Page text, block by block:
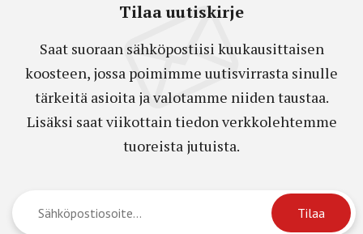
Tilaa uutiskirje
Saat suoraan sähköpostiisi kuukausittaisen
koosteen, jossa poimimme uutisvirrasta sinulle
tärkeitä asioita ja valotamme niiden taustaa.
Lisäksi saat viikottain tiedon verkkolehtemme
tuoreista jutuista.